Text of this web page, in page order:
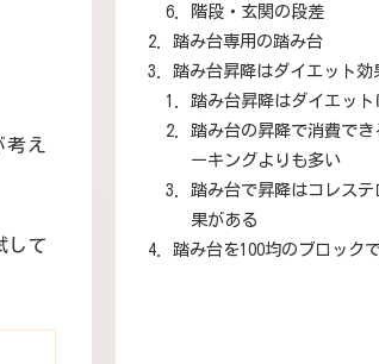
え
して
階段・玄関の段差
踏み台専用の踏み台
踏み台昇降はダイエット効
踏み台昇降はダイエット
踏み台の昇降で消費で
ーキングよりも多い
踏み台で昇降はコレス
果がある
踏み台を100均のブロック